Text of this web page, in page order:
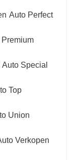
Auto Perfect
Auto Special
Top
Union
Verkopen